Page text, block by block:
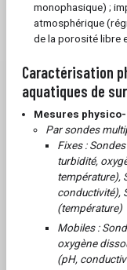
monophasique) ;
atmosphérique
de la porosité libre
Caractérisation
aquatiques de
Mesures
Par sondes
Fixes :
turbidité,
température),
conductivité),
(température)
Mobiles :
oxygène
(pH,